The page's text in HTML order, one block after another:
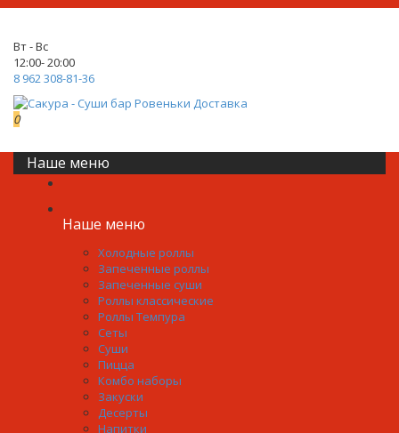
Вт - Вс
12:00- 20:00
8 962 308-81-36
0
Наше меню
Наше меню
Холодные роллы
Запеченные роллы
Запеченные суши
Роллы классические
Роллы Темпура
Сеты
Суши
Пицца
Комбо наборы
Закуски
Десерты
Напитки